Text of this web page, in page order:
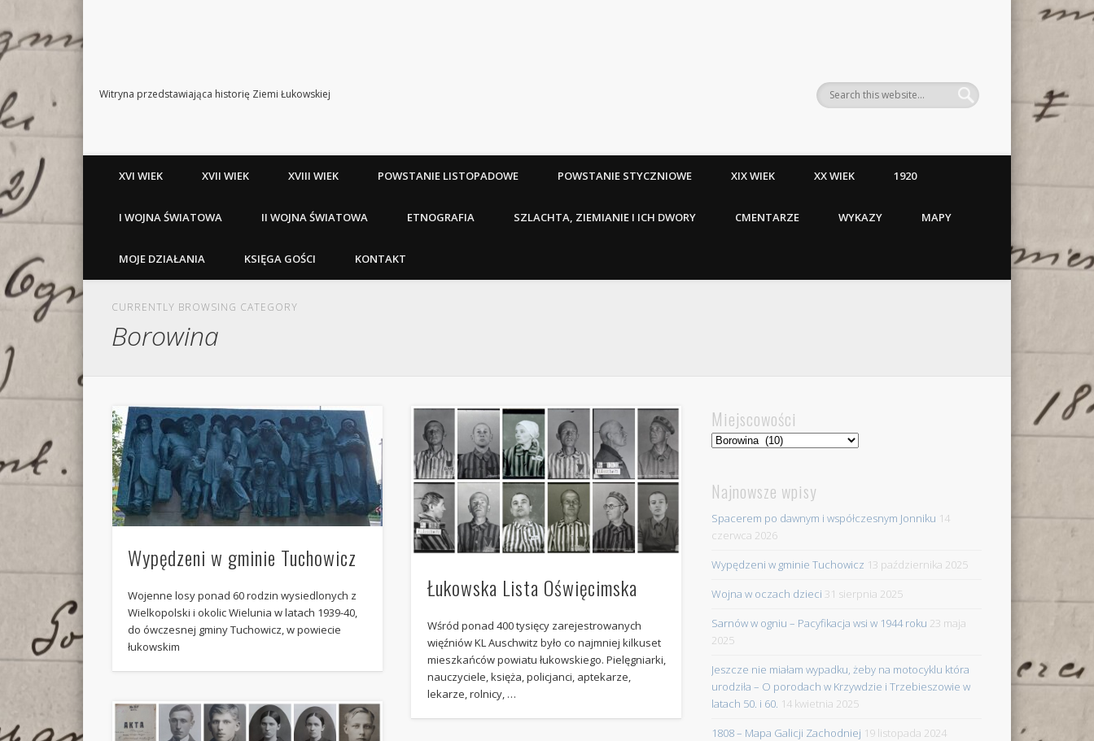
Witryna przedstawiająca historię Ziemi Łukowskiej
XVI WIEK XVII WIEK XVIII WIEK POWSTANIE LISTOPADOWE POWSTANIE STYCZNIOWE XIX WIEK XX WIEK 1920
I WOJNA ŚWIATOWA II WOJNA ŚWIATOWA ETNOGRAFIA SZLACHTA, ZIEMIANIE I ICH DWORY CMENTARZE WYKAZY MAPY
MOJE DZIAŁANIA KSIĘGA GOŚCI KONTAKT
CURRENTLY BROWSING CATEGORY
Borowina
Wypędzeni w gminie Tuchowicz
Wojenne losy ponad 60 rodzin wysiedlonych z
Wielkopolski i okolic Wielunia w latach 1939-40,
do ówczesnej gminy Tuchowicz, w powiecie
łukowskim
Łukowska Lista Oświęcimska
Wśród ponad 400 tysięcy zarejestrowanych
więźniów KL Auschwitz było co najmniej kilkuset
mieszkańców powiatu łukowskiego. Pielęgniarki,
nauczyciele, księża, policjanci, aptekarze,
lekarze, rolnicy, …
Miejscowości
Miejscowości
Najnowsze wpisy
Spacerem po dawnym i współczesnym Jonniku 14
czerwca 2026
Wypędzeni w gminie Tuchowicz 13 października 2025
Wojna w oczach dzieci 31 sierpnia 2025
Sarnów w ogniu – Pacyfikacja wsi w 1944 roku 23 maja
2025
Jeszcze nie miałam wypadku, żeby na motocyklu która
urodziła – O porodach w Krzywdzie i Trzebieszowie w
latach 50. i 60. 14 kwietnia 2025
1808 – Mapa Galicji Zachodniej 19 listopada 2024